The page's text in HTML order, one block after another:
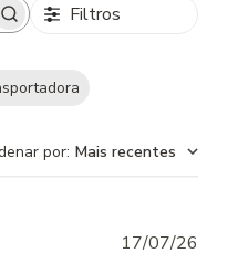
Filtros
por: Mais recentes
17/07/26